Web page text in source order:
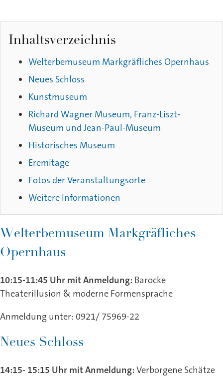
Inhaltsverzeichnis
Welterbemuseum Markgräfliches Opernhaus
Neues Schloss
Kunstmuseum
Richard Wagner Museum, Franz-Liszt-
Museum und Jean-Paul-Museum
Historisches Museum
Eremitage
Fotos der Veranstaltungsorte
Weitere Informationen
Welterbemuseum Markgräfliches
Opernhaus
10:15-11:45 Uhr mit Anmeldung: Barocke
Theaterillusion & moderne Formensprache
Anmeldung unter: 0921/ 75969-22
Neues Schloss
14:15- 15:15 Uhr mit Anmeldung: Verborgene Schätze